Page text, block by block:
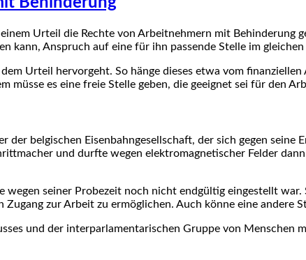
Urteil die Rechte von Arbeitnehmern mit Behinderung
kann, Anspruch auf eine für ihn passende Stelle im
Urteil hervorgeht. So hänge dieses etwa vom
müsse es eine freie Stelle geben, die geeignet sei für den
belgischen Eisenbahngesellschaft, der sich gegen seine
und durfte wegen elektromagnetischer Felder
seiner Probezeit noch nicht endgültig eingestellt war.
zur Arbeit zu ermöglichen. Auch könne eine andere
und der interparlamentarischen Gruppe von Menschen